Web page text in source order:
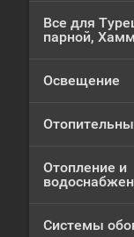
Все для
парной,
Освещение
Отопление и
Системы